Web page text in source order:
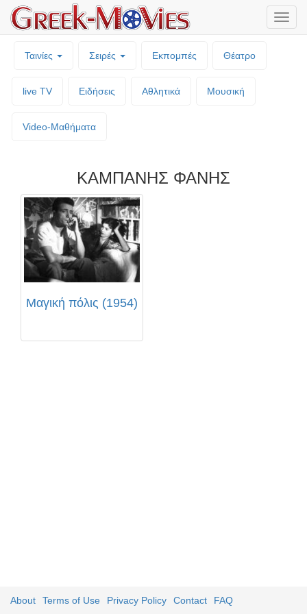
Ταινίες Σειρές Εκπομπές Θέατρο
live TV Ειδήσεις Αθλητικά Μουσική
Video-Mαθήματα
ΚΑΜΠΑΝΗΣ ΦΑΝΗΣ
Μαγική πόλις (1954)
About Terms of Use Privacy Policy Contact FAQ